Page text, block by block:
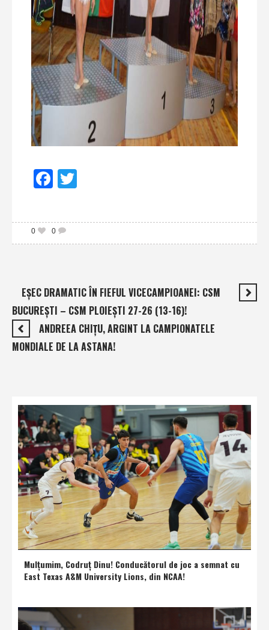
Facebook
0
0
EŞEC DRAMATIC ÎN FIEFUL VICECAMPIOANEI: CSM
BUCUREŞTI – CSM PLOIEŞTI 27-26 (13-16)!
ANDREEA CHIŢU, ARGINT LA CAMPIONATELE
MONDIALE DE LA ASTANA!
Mulţumim, Codruţ Dinu! Conducătorul de joc a semnat cu
East Texas A&M University Lions, din NCAA!